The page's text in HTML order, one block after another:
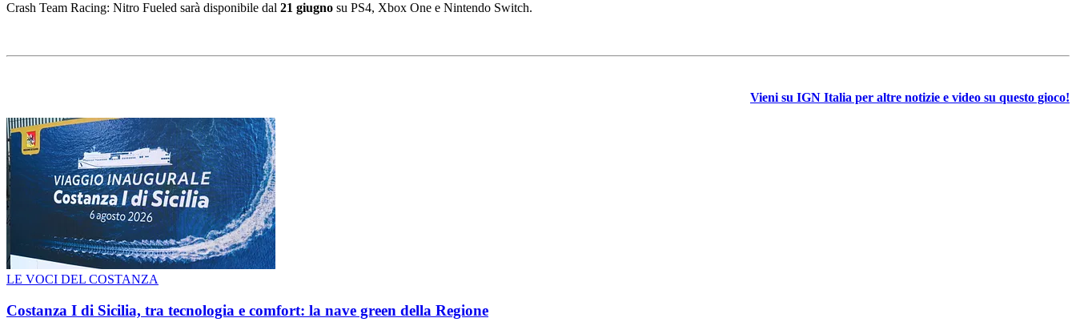
Crash Team Racing: Nitro Fueled sarà disponibile dal 21 giugno su PS4, Xbox One e Nintendo Switch.
Vieni su IGN Italia per altre notizie e video su questo gioco!
LE VOCI DEL COSTANZA
Costanza I di Sicilia, tra tecnologia e comfort: la nave green della Regione